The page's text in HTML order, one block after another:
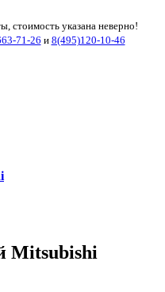
стоимость указана неверно!
71-26 и 8(495)120-10-46
Mitsubishi